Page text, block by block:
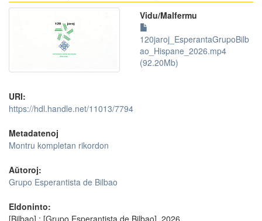
Vidu/Malfermu
120jaroj_EsperantaGrupoBilb
ao_Hispane_2026.mp4
(92.20Mb)
URI:
https://hdl.handle.net/11013/7794
Metadatenoj
Montru kompletan rikordon
Aŭtoroj:
Grupo Esperantista de Bilbao
Eldoninto:
[Bilbao] : [Grupo Esperantista de Bilbao], 2026